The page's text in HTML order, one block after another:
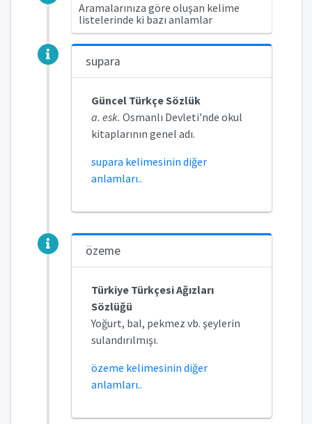
Aramalarınıza göre oluşan kelime
listelerinde ki bazı anlamlar
supara
Güncel Türkçe Sözlük
a. esk. Osmanlı Devleti'nde okul
kitaplarının genel adı.
supara kelimesinin diğer
anlamları..
özeme
Türkiye Türkçesi Ağızları
Sözlüğü
Yoğurt, bal, pekmez vb. şeylerin
sulandırılmışı.
özeme kelimesinin diğer
anlamları..